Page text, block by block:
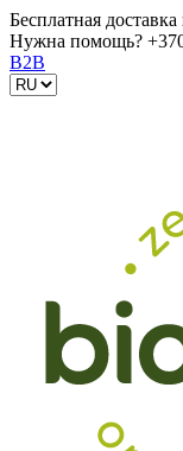
Бесплатная
Нужна помощь?
B2B